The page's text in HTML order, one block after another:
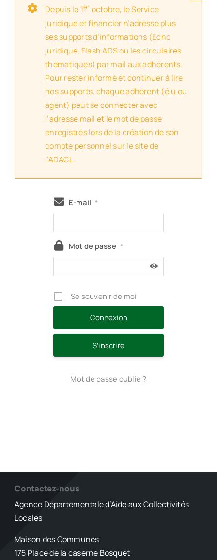
Depuis le 1er octobre, le Service
juridique et financier n’adresse plus
ses supports d’informations (Echo
juridique, Flash ADS ou les circulaires
thématiques) par mail aux adhérents.
Pour rester informé et continuer à lire
nos supports, chaque adhérent (élu ou
agent) peut se connecter avec
l’adresse mail et le mot de passe
enregistrés lors de la création de son
compte personnel sur le site de
l’ADACL.
E-mail *
Mot de passe *
Se souvenir de moi
S’inscrire
Mot de passe oublié ?
Contactez-nous
Agence Départementale d’Aide aux Collectivités
Locales
Maison des Communes
175 Place de la caserne Bosquet